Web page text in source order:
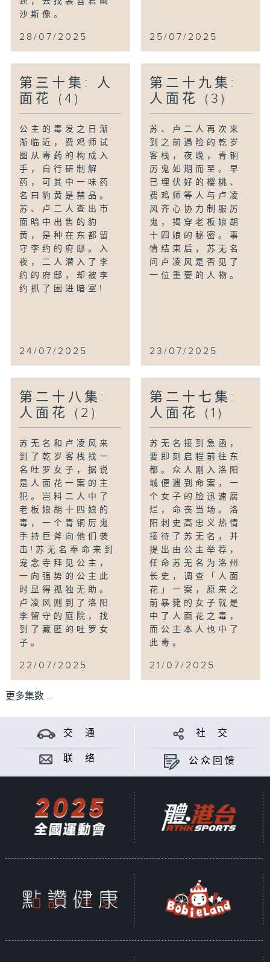
沙斯像。
28/07/2025 25/07/2025
第三十集: 人
面花 (4)
公主的毒发之日渐
渐临近，费鸡师试
图从毒药的构成入
手，自行研制解
药，可其中一味药
名曰豹黄是禁品。
苏、卢二人查出市
面暗中出售的豹
黄，是种在东都留
守李约的府邸。入
夜，二人潜入了李
约的府邸，却被李
约抓了困进暗室!
24/07/2025
第二十九集:
人面花 (3)
苏、卢二人再次来
到之前遇险的乾岁
客栈，夜晚，青铜
厉鬼如期而至。早
已埋伏好的樱桃、
费鸡师等人与卢凌
风齐心协力制服厉
鬼，揭穿老板娘胡
十四娘的秘密。事
情结束后，苏无名
问卢凌风是否见了
一位重要的人物。
23/07/2025
第二十八集:
人面花 (2)
苏无名和卢凌风来
到了乾岁客栈找一
名吐罗女子，据说
是人面花一案的主
犯。岂料二人中了
老板娘胡十四娘的
毒，一个青铜厉鬼
手持巨斧向他们袭
击!苏无名奉命来到
宠念寺拜见公主，
一向强势的公主此
时显得孤独无助。
卢凌风则到了洛阳
李留守的庭院，找
到了藏匿的吐罗女
子。
22/07/2025
第二十七集:
人面花 (1)
苏无名接到急函，
要即刻启程前往东
都。众人刚入洛阳
城便遇到命案，一
个女子的脸迅速腐
烂，命丧当场。洛
阳刺史高忠义热情
接待了苏无名，并
提出由公主举荐，
任命苏无名为洛州
长史，调查「人面
花」一案，原来之
前暴毙的女子就是
中了人面花之毒，
而公主本人也中了
此毒。
21/07/2025
更多集数 ...
交 通 社 交
联 络 公众回馈